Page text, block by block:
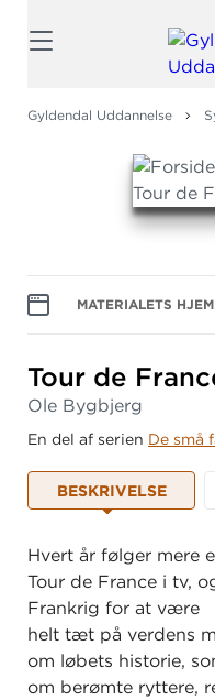
Gyldendal Uddannelse
MATERIALETS
Tour de
Ole Bygbjerg
En del af serien De små
BESKRIVELSE
Hvert år følger mere
Tour de France i tv,
Frankrig for at være
helt tæt på verdens
om løbets historie,
om berømte ryttere,